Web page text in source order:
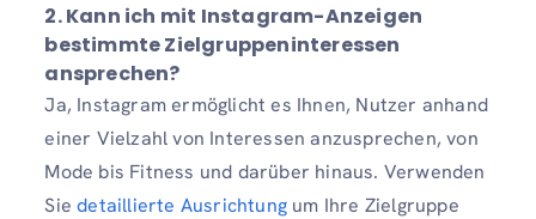
2.Kann ich mit Instagram-Anzeigen
bestimmte Zielgruppeninteressen
ansprechen?
Ja, Instagram ermöglicht es Ihnen, Nutzer anhand
einer Vielzahl von Interessen anzusprechen, von
Mode bis Fitness und darüber hinaus. Verwenden
Siedetaillierte Ausrichtung um Ihre Zielgruppe